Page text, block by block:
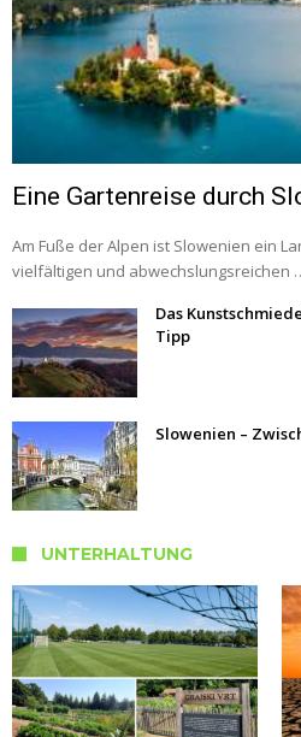
Eine Gartenreise durch
Am Fuße der Alpen ist Slowenien ein
vielfältigen und abwechslungsreichen
Das
Tipp
Slowenien –
UNTERHALTUNG